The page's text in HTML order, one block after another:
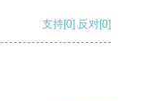
支持[0] 反对[0]